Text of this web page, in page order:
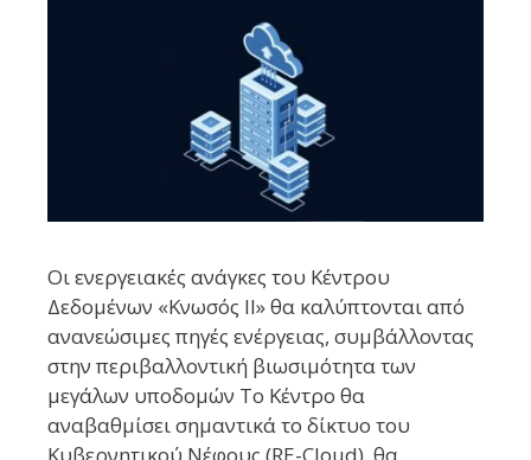
Οι ενεργειακές ανάγκες του Κέντρου
Δεδομένων «Κνωσός ΙΙ» θα καλύπτονται από
ανανεώσιμες πηγές ενέργειας, συμβάλλοντας
στην περιβαλλοντική βιωσιμότητα των
μεγάλων υποδομών Το Κέντρο θα
αναβαθμίσει σημαντικά το δίκτυο του